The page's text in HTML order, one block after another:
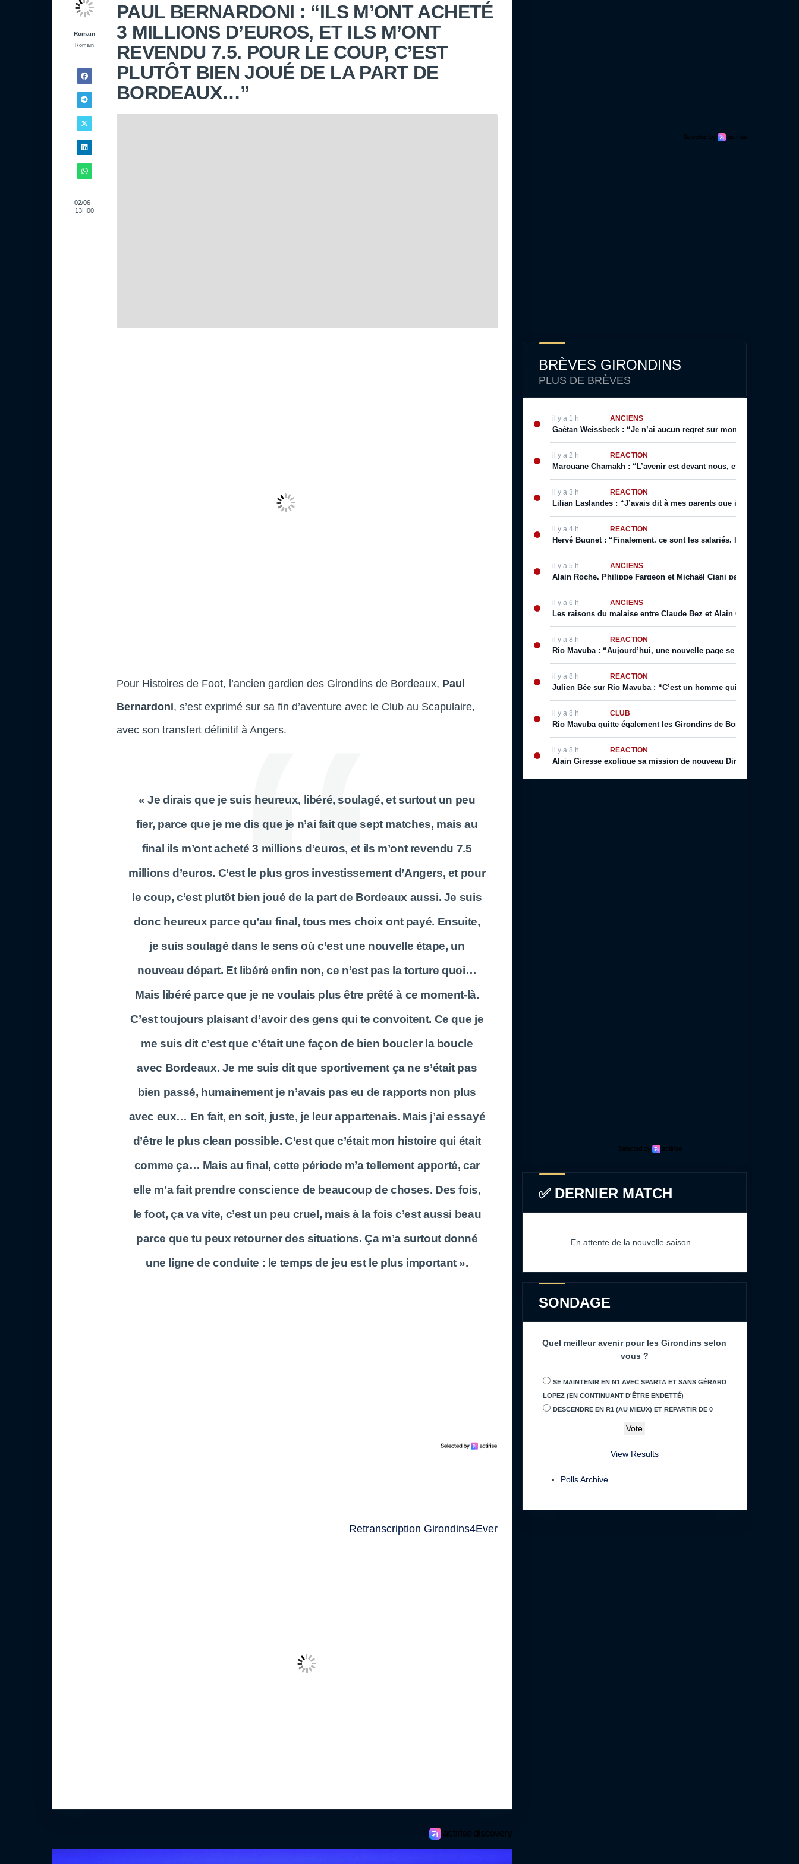
Romain
Romain
02/06 -
13H00
PAUL BERNARDONI : “ILS M’ONT ACHETÉ
3 MILLIONS D’EUROS, ET ILS M’ONT
REVENDU 7.5. POUR LE COUP, C’EST
PLUTÔT BIEN JOUÉ DE LA PART DE
BORDEAUX…”
Pour Histoires de Foot, l’ancien gardien des Girondins de Bordeaux, Paul
Bernardoni, s’est exprimé sur sa fin d’aventure avec le Club au Scapulaire,
avec son transfert définitif à Angers.
« Je dirais que je suis heureux, libéré, soulagé, et surtout un peu
fier, parce que je me dis que je n’ai fait que sept matches, mais au
final ils m’ont acheté 3 millions d’euros, et ils m’ont revendu 7.5
millions d’euros. C’est le plus gros investissement d’Angers, et pour
le coup, c’est plutôt bien joué de la part de Bordeaux aussi. Je suis
donc heureux parce qu’au final, tous mes choix ont payé. Ensuite,
je suis soulagé dans le sens où c’est une nouvelle étape, un
nouveau départ. Et libéré enfin non, ce n’est pas la torture quoi…
Mais libéré parce que je ne voulais plus être prêté à ce moment-là.
C’est toujours plaisant d’avoir des gens qui te convoitent. Ce que je
me suis dit c’est que c’était une façon de bien boucler la boucle
avec Bordeaux. Je me suis dit que sportivement ça ne s’était pas
bien passé, humainement je n’avais pas eu de rapports non plus
avec eux… En fait, en soit, juste, je leur appartenais. Mais j’ai essayé
d’être le plus clean possible. C’est que c’était mon histoire qui était
comme ça… Mais au final, cette période m’a tellement apporté, car
elle m’a fait prendre conscience de beaucoup de choses. Des fois,
le foot, ça va vite, c’est un peu cruel, mais à la fois c’est aussi beau
parce que tu peux retourner des situations. Ça m’a surtout donné
une ligne de conduite : le temps de jeu est le plus important ».
Retranscription Girondins4Ever
BRÈVES GIRONDINS
PLUS DE BRÈVES
il y a 1 h ANCIENS
Gaétan Weissbeck : “Je n’ai aucun regret sur mon choix qui a été
il y a 2 h RÉACTION
Marouane Chamakh : “L’avenir est devant nous, et je serai bientôt
il y a 3 h RÉACTION
Lilian Laslandes : “J’avais dit à mes parents que j’allais
il y a 4 h RÉACTION
Hervé Bugnet : “Finalement, ce sont les salariés, les supporters,
il y a 5 h ANCIENS
Alain Roche, Philippe Fargeon et Michaël Ciani parlent de leur
il y a 6 h ANCIENS
Les raisons du malaise entre Claude Bez et Alain Giresse
il y a 8 h RÉACTION
Rio Mavuba : “Aujourd’hui, une nouvelle page se tourne […]
il y a 8 h RÉACTION
Julien Bée sur Rio Mavuba : “C’est un homme qui incarne les
il y a 8 h CLUB
Rio Mavuba quitte également les Girondins de Bordeaux
il y a 8 h RÉACTION
Alain Giresse explique sa mission de nouveau Directeur
✅ DERNIER MATCH
En attente de la nouvelle saison...
SONDAGE
Quel meilleur avenir pour les Girondins selon
vous ?
SE MAINTENIR EN N1 AVEC SPARTA ET SANS GÉRARD
LOPEZ (EN CONTINUANT D'ÊTRE ENDETTÉ)
DESCENDRE EN R1 (AU MIEUX) ET REPARTIR DE 0
View Results
Polls Archive